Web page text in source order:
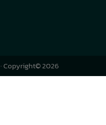
· Copyright© 2026